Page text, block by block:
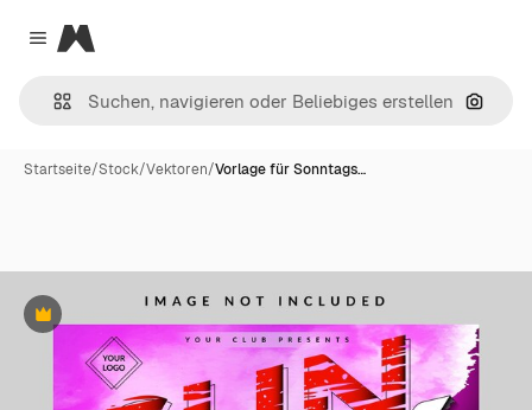
Close menu
Magnific
Nach
Startseite/Stock/Vektoren/Vorlage für Sonntags…
Premium